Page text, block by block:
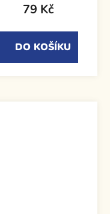
79 Kč
DO KOŠÍKU